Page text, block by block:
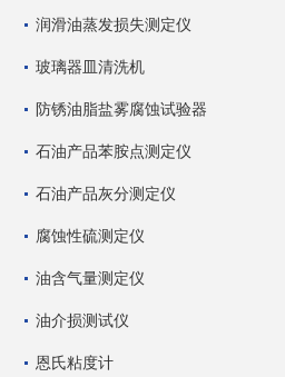
润滑油蒸发损失测定仪
玻璃器皿清洗机
防锈油脂盐雾腐蚀试验器
石油产品苯胺点测定仪
石油产品灰分测定仪
腐蚀性硫测定仪
油含气量测定仪
油介损测试仪
恩氏粘度计